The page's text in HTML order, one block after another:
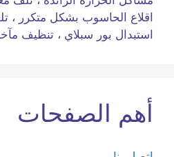
اقلاع الحاسوب بشكل متكرر ،
استبدال بور سبلاي ، تنظيف
أهم الصفحات